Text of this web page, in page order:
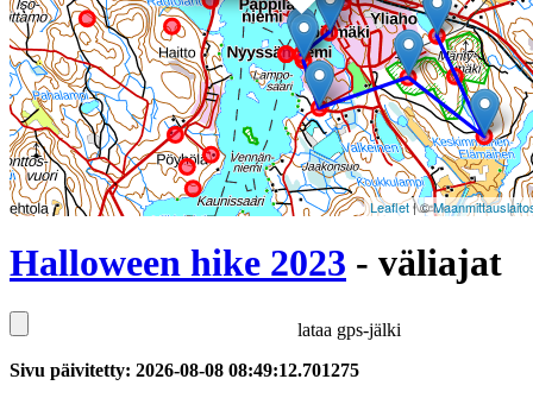
Leaflet| ©
Halloween hike 2023 - väliajat
lataa gps-jälki
Sivu päivitetty: 2026-08-08 08:49:12.701275